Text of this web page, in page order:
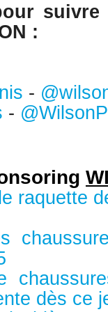
:
-
-
raquette
dès ce